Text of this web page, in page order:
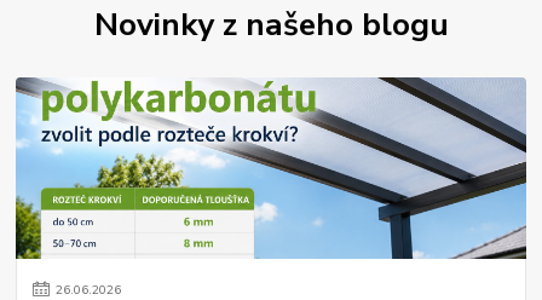
Novinky z našeho blogu
26.06.2026